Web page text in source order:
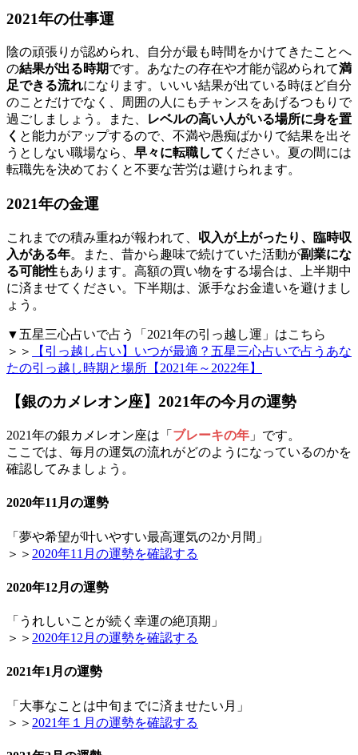
2021年の仕事運
陰の頑張りが認められ、自分が最も時間をかけてきたことへ
の結果が出る時期です。あなたの存在や才能が認められて満
足できる流れになります。いいい結果が出ている時ほど自分
のことだけでなく、周囲の人にもチャンスをあげるつもりで
過ごしましょう。また、
レベルの高い人がいる場所に身を置
く と能力がアップするので、不満や愚痴ばかりで結果を出そ
うとしない職場なら、 早々に転職して ください。夏の間には
転職先を決めておくと不要な苦労は避けられます。
2021年の金運
これまでの積み重ねが報われて、 収入が上がったり、臨時収
入がある年。また、昔から趣味で続けていた活動が副業にな
る可能性もあります。高額の買い物をする場合は、上半期中
に済ませてください。下半期は、派手なお金遣いを避けまし
ょう。
▼五星三心占いで占う「2021年の引っ越し運」はこちら
＞＞
【引っ越し占い】いつが最適？五星三心占いで占うあな
たの引っ越し時期と場所【2021年～2022年】
【銀のカメレオン座】2021年の今月の運勢
2021年の銀カメレオン座は「 ブレーキの年 」です。
ここでは、毎月の運気の流れがどのようになっているのかを
確認してみましょう。
2020年11月の運勢
「夢や希望が叶いやすい最高運気の2か月間」
＞＞ 2020年11月の運勢を確認する
2020年12月の運勢
「うれしいことが続く幸運の絶頂期」
＞＞ 2020年12月の運勢を確認する
2021年1月の運勢
「大事なことは中旬までに済ませたい月」
＞＞ 2021年１月の運勢を確認する